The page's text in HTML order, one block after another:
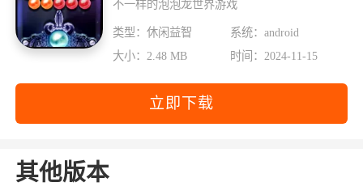
不一样的泡泡龙世界游戏
类型：休闲益智
系统：android
大小：2.48 MB
时间：2024-11-15
立即下载
其他版本